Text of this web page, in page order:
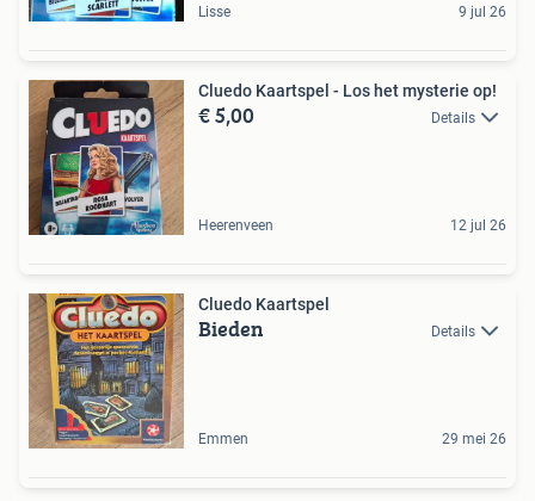
Lisse 9 jul 26
Cluedo Kaartspel - Los het mysterie op!
€ 5,00 Details
Heerenveen 12 jul 26
Cluedo Kaartspel
Bieden Details
Emmen 29 mei 26